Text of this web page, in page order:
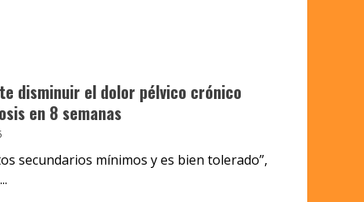
disminuir el dolor pélvico crónico
en 8 semanas
secundarios mínimos y es bien tolerado”,